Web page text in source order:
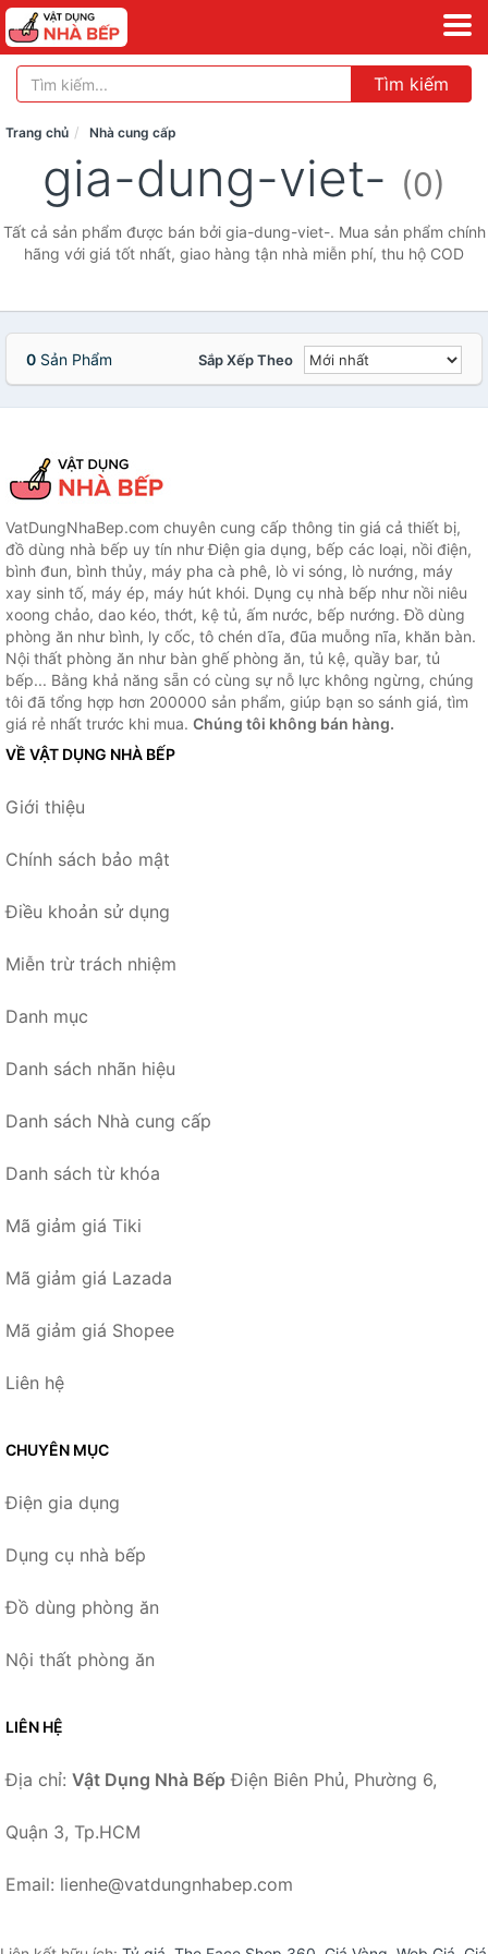
Tìm kiếm
Trang chủ Nhà cung cấp
gia-dung-viet- (0)
Tất cả sản phẩm được bán bởi gia-dung-viet-. Mua sản phẩm chính
hãng với giá tốt nhất, giao hàng tận nhà miễn phí, thu hộ COD
0 Sản Phẩm Sắp Xếp Theo
VatDungNhaBep.com chuyên cung cấp thông tin giá cả thiết bị,
đồ dùng nhà bếp uy tín như Điện gia dụng, bếp các loại, nồi điện,
bình đun, bình thủy, máy pha cà phê, lò vi sóng, lò nướng, máy
xay sinh tố, máy ép, máy hút khói. Dụng cụ nhà bếp như nồi niêu
xoong chảo, dao kéo, thớt, kệ tủ, ấm nước, bếp nướng. Đồ dùng
phòng ăn như bình, ly cốc, tô chén dĩa, đũa muỗng nĩa, khăn bàn.
Nội thất phòng ăn như bàn ghế phòng ăn, tủ kệ, quầy bar, tủ
bếp... Bằng khả năng sẵn có cùng sự nỗ lực không ngừng, chúng
tôi đã tổng hợp hơn 200000 sản phẩm, giúp bạn so sánh giá, tìm
giá rẻ nhất trước khi mua. Chúng tôi không bán hàng.
VỀ VẬT DỤNG NHÀ BẾP
Giới thiệu
Chính sách bảo mật
Điều khoản sử dụng
Miễn trừ trách nhiệm
Danh mục
Danh sách nhãn hiệu
Danh sách Nhà cung cấp
Danh sách từ khóa
Mã giảm giá Tiki
Mã giảm giá Lazada
Mã giảm giá Shopee
Liên hệ
CHUYÊN MỤC
Điện gia dụng
Dụng cụ nhà bếp
Đồ dùng phòng ăn
Nội thất phòng ăn
LIÊN HỆ
Địa chỉ: Vật Dụng Nhà Bếp Điện Biên Phủ, Phường 6,
Quận 3, Tp.HCM
Email: lienhe@vatdungnhabep.com